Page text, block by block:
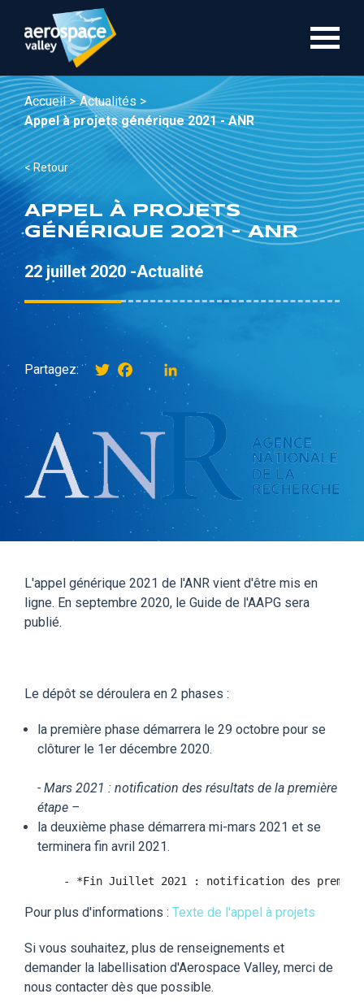
contenu
Accueil > Actualités >
Appel à projets générique 2021 - ANR
< Retour
APPEL À PROJETS
GÉNÉRIQUE 2021 - ANR
22 juillet 2020 -Actualité
Partagez: TwitterFacebookinstagram
LinkedIn
L'appel générique 2021 de l'ANR vient d'être mis en
ligne. En septembre 2020, le Guide de l'AAPG sera
publié.
Le dépôt se déroulera en 2 phases :
la première phase démarrera le 29 octobre pour se
clôturer le 1er décembre 2020.
- Mars 2021 : notification des résultats de la première
étape –
la deuxième phase démarrera mi-mars 2021 et se
terminera fin avril 2021.
Pour plus d'informations : Texte de l'appel à projets
Si vous souhaitez, plus de renseignements et
demander la labellisation d'Aerospace Valley, merci de
nous contacter dès que possible.